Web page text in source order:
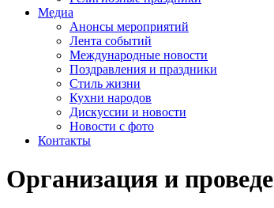
Медиа
Анонсы мероприятий
Лента событий
Международные новости
Поздравления и праздники
Cтиль жизни
Кухни народов
Дискуссии и новости
Новости с фото
Контакты
Организация и